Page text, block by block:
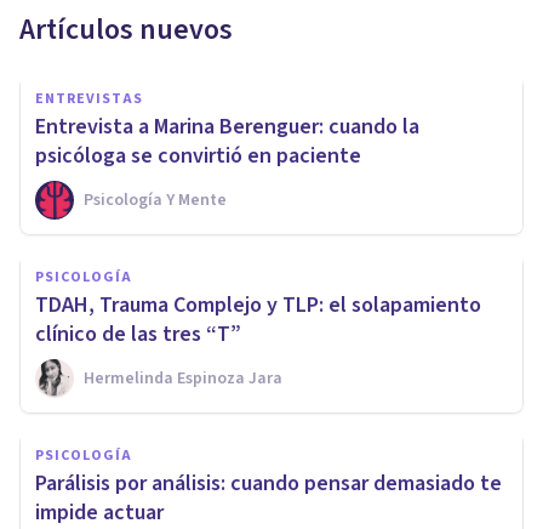
Artículos nuevos
ENTREVISTAS
Entrevista a Marina Berenguer: cuando la
psicóloga se convirtió en paciente
Psicología Y Mente
PSICOLOGÍA
TDAH, Trauma Complejo y TLP: el solapamiento
clínico de las tres “T”
Hermelinda Espinoza Jara
PSICOLOGÍA
Parálisis por análisis: cuando pensar demasiado te
impide actuar